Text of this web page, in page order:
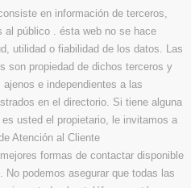
en información de terceros,
al público . ésta web no se hace
utilidad o fiabilidad de los datos. Las
son propiedad de dichos terceros y
e independientes a las
en el directorio. Si tiene alguna
usted el propietario, le invitamos a
Atención al Cliente
formas de contactar disponible
No podemos asegurar que todas las